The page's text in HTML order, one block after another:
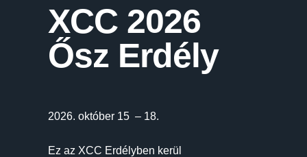
XCC 2026
Ősz Erdély
2026. október 15 – 18.
Ez az XCC Erdélyben kerül